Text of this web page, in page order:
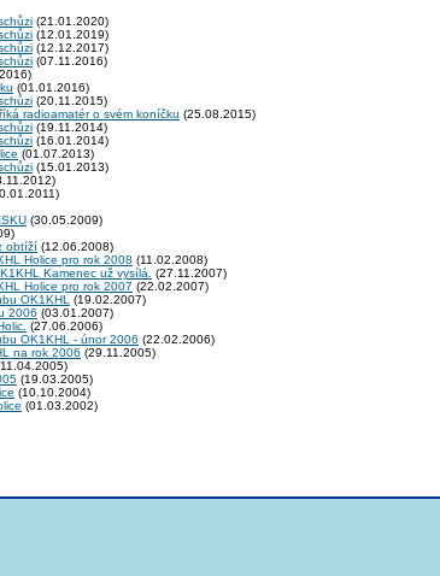
(21.01.2020)
(12.01.2019)
(12.12.2017)
(07.11.2016)
(01.01.2016)
(20.11.2015)
radioamatér o svém koníčku (25.08.2015)
(19.11.2014)
(16.01.2014)
(01.07.2013)
(15.01.2013)
(30.05.2009)
obtíží (12.06.2008)
Holice pro rok 2008 (11.02.2008)
Kamenec už vysílá.
(27.11.2007)
Holice pro rok 2007 (22.02.2007)
OK1KHL
(19.02.2007)
2006 (03.01.2007)
(27.06.2006)
OK1KHL - únor 2006 (22.02.2006)
na rok 2006 (29.11.2005)
(19.03.2005)
(10.10.2004)
(01.03.2002)